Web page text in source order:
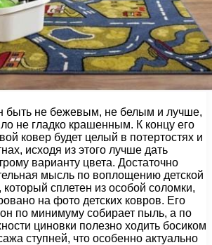
быть не бежевым, не белым и лучше,
не гладко крашенным. К концу его
ковер будет целый в потертостях и
исходя из этого лучше дать
варианту цвета. Достаточно
мысль по воплощению детской
сплетен из особой соломки,
на фото детских ковров. Его
он по минимуму собирает пыль, а по
циновки полезно ходить босиком
ступней, что особенно актуально